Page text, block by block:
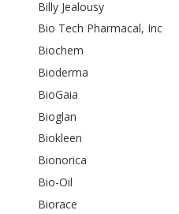
Billy Jealousy
Bio Tech Pharmacal, Inc
Biochem
Bioderma
BioGaia
Bioglan
Biokleen
Bionorica
Bio-Oil
Biorace